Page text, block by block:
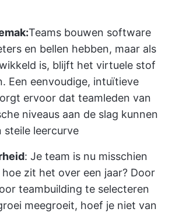
Teams bouwen software
en bellen hebben, maar als
is, blijft het virtuele stof
Een eenvoudige, intuïtieve
ervoor dat teamleden van
niveaus aan de slag kunnen
steile leercurve
: Je team is nu misschien
hoe zit het over een jaar? Door
teambuilding te selecteren
meegroeit, hoef je niet van